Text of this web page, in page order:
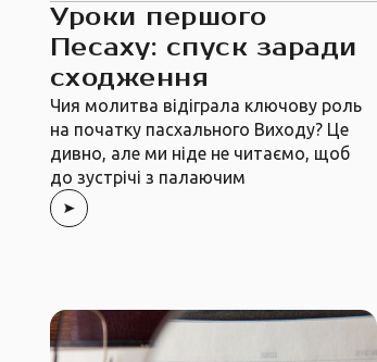
Уроки першого
Песаху: спуск заради
сходження
Чия молитва відіграла ключову роль
на початку пасхального Виходу? Це
дивно, але ми ніде не читаємо, щоб
до зустрічі з палаючим